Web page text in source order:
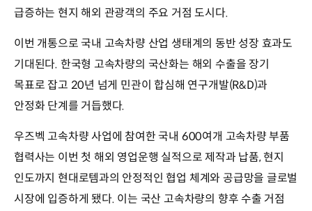
급증하는 현지 해외 관광객의 주요 거점 도시다.
이번 개통으로 국내 고속차량 산업 생태계의 동반 성장 효과도
기대된다. 한국형 고속차량의 국산화는 해외 수출을 장기
목표로 잡고 20년 넘게 민관이 합심해 연구개발(R&D)과
안정화 단계를 거듭했다.
우즈벡 고속차량 사업에 참여한 국내 600여개 고속차량 부품
협력사는 이번 첫 해외 영업운행 실적으로 제작과 납품, 현지
인도까지 현대로템과의 안정적인 협업 체계와 공급망을 글로벌
시장에 입증하게 됐다. 이는 국산 고속차량의 향후 수출 거점